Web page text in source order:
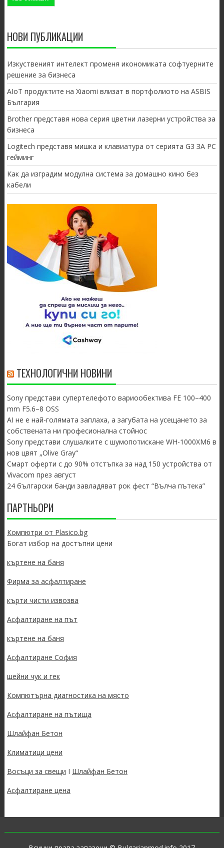
НОВИ ПУБЛИКАЦИИ
Изкуственият интелект променя икономиката софтуерните
решение за бизнеса
AIoT продуктите на Xiaomi влизат в портфолиото на ASBIS
България
Brother представя нова серия цветни лазерни устройства за
бизнеса
Logitech представя мишка и клавиатура от серията G3 ЗА PC
гейминг
Как да изградим модулна система за домашно кино без
кабели
ТЕХНОЛОГИЧНИ НОВИНИ
Sony представи супертелефото вариообектива FE 100–400
mm F5.6–8 OSS
AI не е най-голямата заплаха, а загубата на усещането за
собствената ни професионална стойнос
Sony представи слушалките с шумопотискане WH-1000XM6 в
нов цвят „Olive Gray“
Смарт оферти с до 90% отстъпка за над 150 устройства от
Vivacom през август
24 български банди завладяват рок фест “Вълча пътека”
ПАРТНЬОРИ
Компютри от Plasico.bg
Богат избор на достъпни цени
къртене на баня
Фирма за асфалтиране
кърти чисти извозва
Асфалтиране на път
къртене на баня
Асфалтиране София
шейни чук и гек
Компютърна диагностика на място
Асфалтиране на пътища
Шлайфан Бетон
Климатици цени
Восъци за свещи I Шлайфан Бетон
Асфалтиране цена